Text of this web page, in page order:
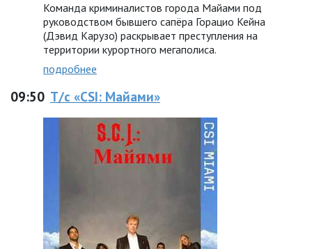
Команда криминалистов города Майами под
руководством бывшего сапёра Горацио Кейна
(Дэвид Карузо) раскрывает преступления на
территории курортного мегаполиса.
подробнее
09:50 Т/с «CSI: Майами»